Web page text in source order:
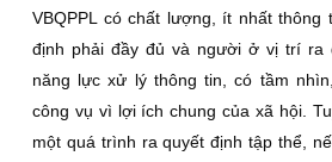
VBQPPL có chất lượng, ít nhất
định phải đầy đủ và người ở vị trí ra
năng lực xử lý thông tin, có tầm
công vụ vì lợi ích chung của xã hội.
một quá trình ra quyết định tập thể,